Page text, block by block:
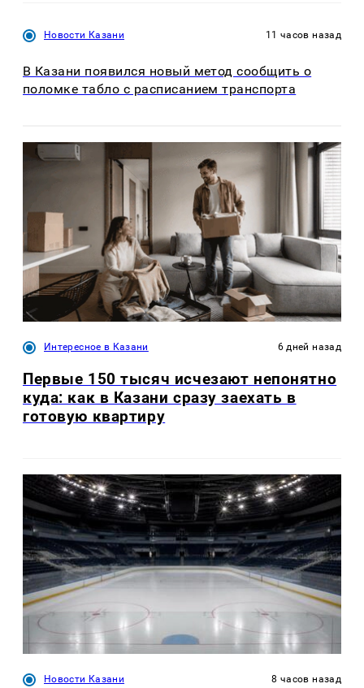
Новости Казани 11 часов назад
В Казани появился новый метод сообщить о
поломке табло с расписанием транспорта
Интересное в Казани 6 дней назад
Первые 150 тысяч исчезают непонятно
куда: как в Казани сразу заехать в
готовую квартиру
Новости Казани 8 часов назад